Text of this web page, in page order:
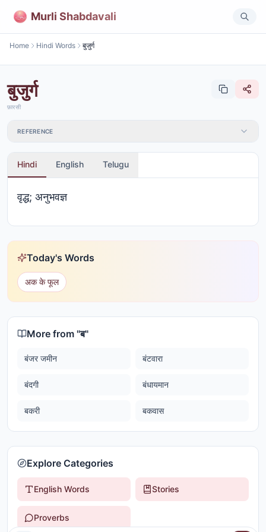
Murli Shabdavali
Home Hindi Words बुजुर्ग
बुजुर्ग
फ़ारसी
REFERENCE
Hindi English Telugu
वृद्ध; अनुभवज्ञ
Today's Words
अक के फूल
More from "ब"
बंजर जमीन बंटवारा
बंदगी बंधायमान
बकरी बकवास
Explore Categories
English Words Stories
Proverbs